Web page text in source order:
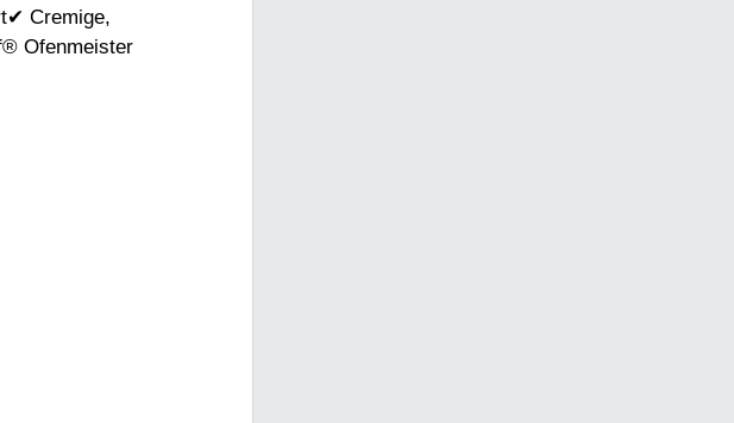
Cremige,
Ofenmeister